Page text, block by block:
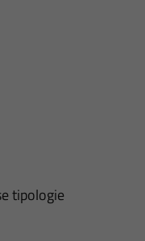
tipologie